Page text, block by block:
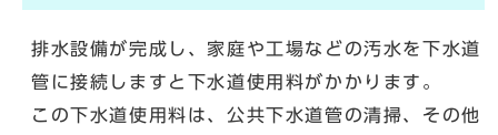
排水設備が完成し、家庭や工場などの汚水を下水道
管に接続しますと下水道使用料がかかります。
この下水道使用料は、公共下水道管の清掃、その他